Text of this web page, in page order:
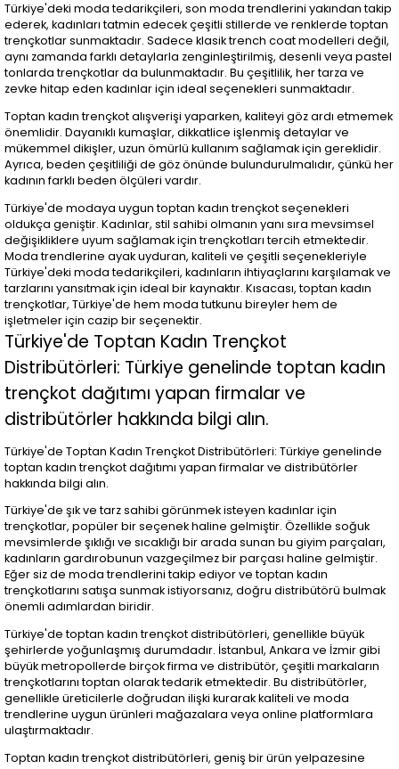
Türkiye'deki moda tedarikçileri, son moda trendlerini yakından takip
ederek, kadınları tatmin edecek çeşitli stillerde ve renklerde toptan
trençkotlar sunmaktadır. Sadece klasik trench coat modelleri değil,
aynı zamanda farklı detaylarla zenginleştirilmiş, desenli veya pastel
tonlarda trençkotlar da bulunmaktadır. Bu çeşitlilik, her tarza ve
zevke hitap eden kadınlar için ideal seçenekleri sunmaktadır.
Toptan kadın trençkot alışverişi yaparken, kaliteyi göz ardı etmemek
önemlidir. Dayanıklı kumaşlar, dikkatlice işlenmiş detaylar ve
mükemmel dikişler, uzun ömürlü kullanım sağlamak için gereklidir.
Ayrıca, beden çeşitliliği de göz önünde bulundurulmalıdır, çünkü her
kadının farklı beden ölçüleri vardır.
Türkiye'de modaya uygun toptan kadın trençkot seçenekleri
oldukça geniştir. Kadınlar, stil sahibi olmanın yanı sıra mevsimsel
değişikliklere uyum sağlamak için trençkotları tercih etmektedir.
Moda trendlerine ayak uyduran, kaliteli ve çeşitli seçenekleriyle
Türkiye'deki moda tedarikçileri, kadınların ihtiyaçlarını karşılamak ve
tarzlarını yansıtmak için ideal bir kaynaktır. Kısacası, toptan kadın
trençkotlar, Türkiye'de hem moda tutkunu bireyler hem de
işletmeler için cazip bir seçenektir.
Türkiye'de Toptan Kadın Trençkot
Distribütörleri: Türkiye genelinde toptan kadın
trençkot dağıtımı yapan firmalar ve
distribütörler hakkında bilgi alın.
Türkiye'de Toptan Kadın Trençkot Distribütörleri: Türkiye genelinde
toptan kadın trençkot dağıtımı yapan firmalar ve distribütörler
hakkında bilgi alın.
Türkiye'de şık ve tarz sahibi görünmek isteyen kadınlar için
trençkotlar, popüler bir seçenek haline gelmiştir. Özellikle soğuk
mevsimlerde şıklığı ve sıcaklığı bir arada sunan bu giyim parçaları,
kadınların gardırobunun vazgeçilmez bir parçası haline gelmiştir.
Eğer siz de moda trendlerini takip ediyor ve toptan kadın
trençkotlarını satışa sunmak istiyorsanız, doğru distribütörü bulmak
önemli adımlardan biridir.
Türkiye'de toptan kadın trençkot distribütörleri, genellikle büyük
şehirlerde yoğunlaşmış durumdadır. İstanbul, Ankara ve İzmir gibi
büyük metropollerde birçok firma ve distribütör, çeşitli markaların
trençkotlarını toptan olarak tedarik etmektedir. Bu distribütörler,
genellikle üreticilerle doğrudan ilişki kurarak kaliteli ve moda
trendlerine uygun ürünleri mağazalara veya online platformlara
ulaştırmaktadır.
Toptan kadın trençkot distribütörleri, geniş bir ürün yelpazesine